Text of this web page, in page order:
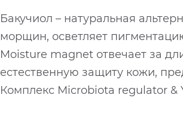
Бакучиол – натуральная
морщин, осветляет
Moisture magnet отвечает за
естественную защиту кожи,
Комплекс Microbiota regulator &